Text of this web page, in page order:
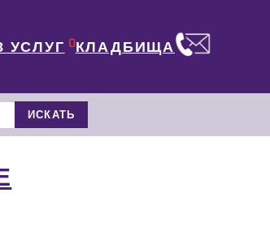
УСЛУГ 0КЛАДБИЩА
ИСКАТЬ